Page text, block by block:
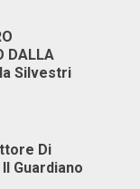
DALLA
Silvestri
Di
Guardiano